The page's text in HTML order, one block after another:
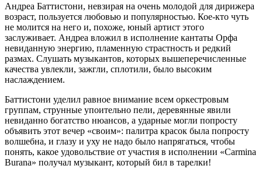
Андреа Баттистони, невзирая на очень молодой для дирижера
возраст, пользуется любовью и популярностью. Кое-кто чуть
не молится на него и, похоже, юный артист этого
заслуживает. Андреа вложил в исполнение кантаты Орфа
невиданную энергию, пламенную страстность и редкий
размах. Слушать музыкантов, которых вышеперечисленные
качества увлекли, зажгли, сплотили, было высоким
наслаждением.
Баттистони уделил равное внимание всем оркестровым
группам, струнные упоительно пели, деревянные явили
невиданно богатство нюансов, а ударные могли попросту
объявить этот вечер «своим»: палитра красок была попросту
волшебна, и глазу и уху не надо было напрягаться, чтобы
понять, какое удовольствие от участия в исполнении «Carmina
Burana» получал музыкант, который бил в тарелки!